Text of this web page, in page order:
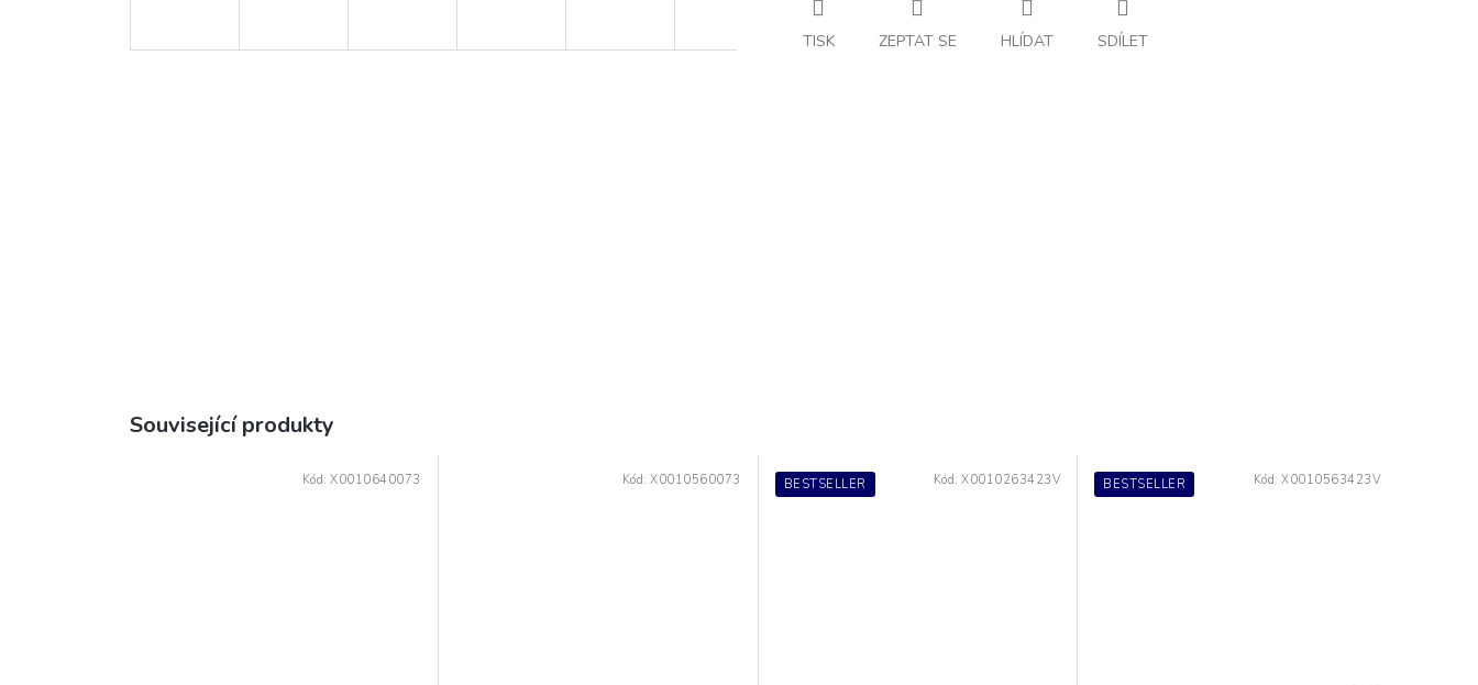
TISK ZEPTAT SE HLÍDAT SDÍLET
Související produkty
Kód:X0010640073 Kód: X0010560073 BESTSELLER Kód:X0010263423V BESTSELLER Kód: X0010563423V